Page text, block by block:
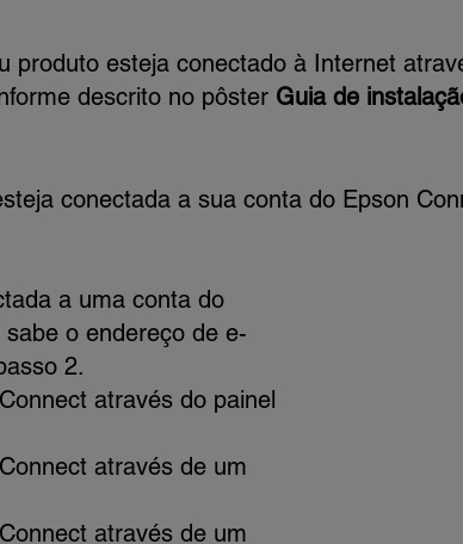
produto esteja conectado à Internet
descrito no pôster Guia de
conectada a sua conta do Epson
a uma conta do
o endereço de e-
2.
através do painel
através de um
através de um